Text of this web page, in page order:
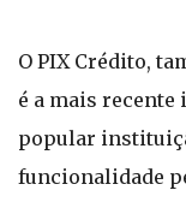
O PIX Crédito,
é a mais recente
popular
funcionalidade